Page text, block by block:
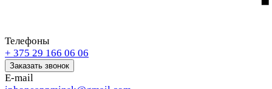
Телефоны
+ 375 29 166 06 06
Заказать звонок
E-mail